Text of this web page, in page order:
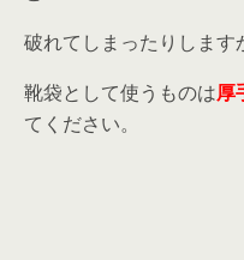
破れてしまったりします
靴袋として使うものは厚
てください。